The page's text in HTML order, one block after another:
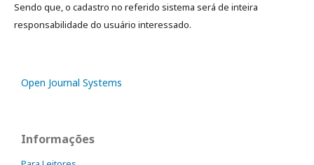
Sendo que, o cadastro no referido sistema será de inteira
responsabilidade do usuário interessado.
Open Journal Systems
Informações